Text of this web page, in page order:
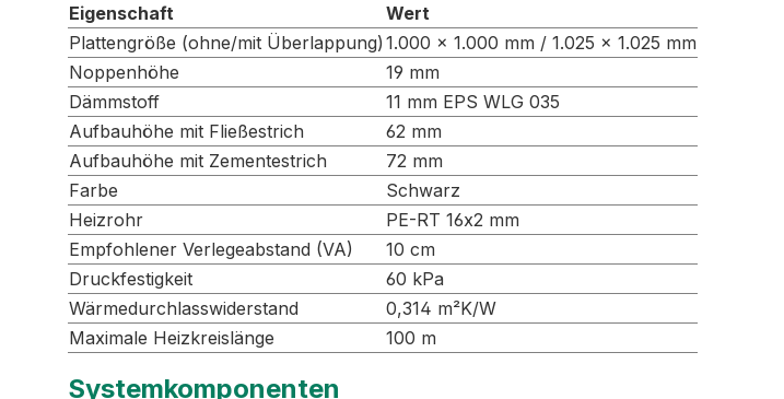
Eigenschaft
Wert
Plattengröße (ohne/mit Überlappung) 1.000 × 1.000 mm / 1.025 × 1.025 mm
Noppenhöhe
19 mm
Dämmstoff
11 mm EPS WLG 035
Aufbauhöhe mit Fließestrich
62 mm
Aufbauhöhe mit Zementestrich
72 mm
Farbe
Schwarz
Heizrohr
PE-RT 16x2 mm
Empfohlener Verlegeabstand (VA)
10 cm
Druckfestigkeit
60 kPa
Wärmedurchlasswiderstand
0,314 m²K/W
Maximale Heizkreislänge
100 m
Systemkomponenten